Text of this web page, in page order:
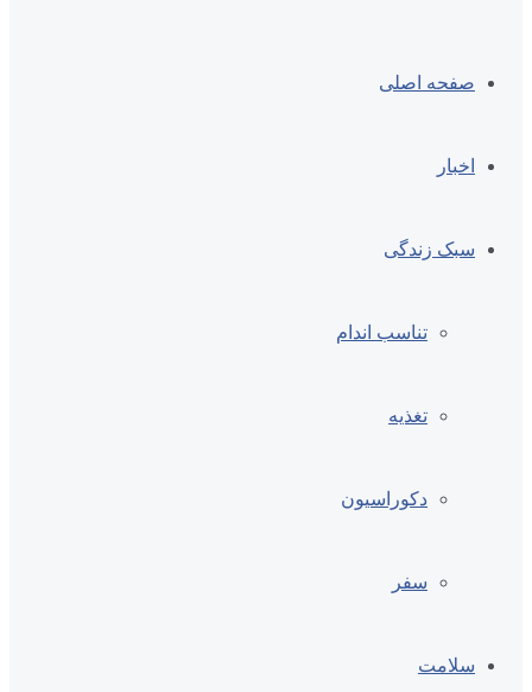
صفحه اصلی
اخبار
سبک زندگی
تناسب اندام
تغذیه
دکوراسیون
سفر
سلامت